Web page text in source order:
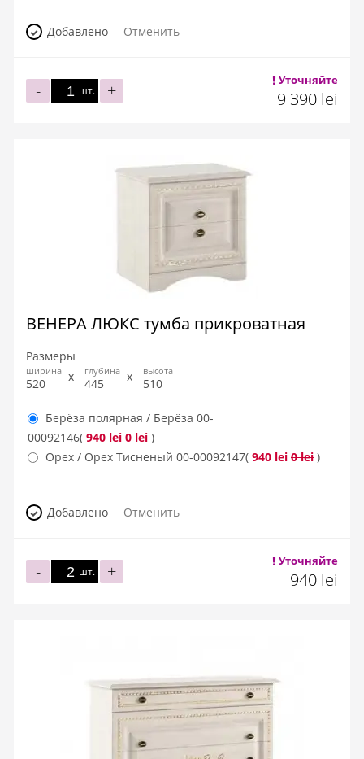
Добавлено Отменить
шт. +
- Уточняйте
9 390 lei
ВЕНЕРА ЛЮКС тумба прикроватная
Размеры
ширина
520
глубина
445
высота
510
Берёза полярная / Берёза 00-
00092146( 940 lei 0 lei )
Орех / Орех Тисненый 00-00092147( 940 lei 0 lei )
Добавлено Отменить
шт. +
- Уточняйте
940 lei